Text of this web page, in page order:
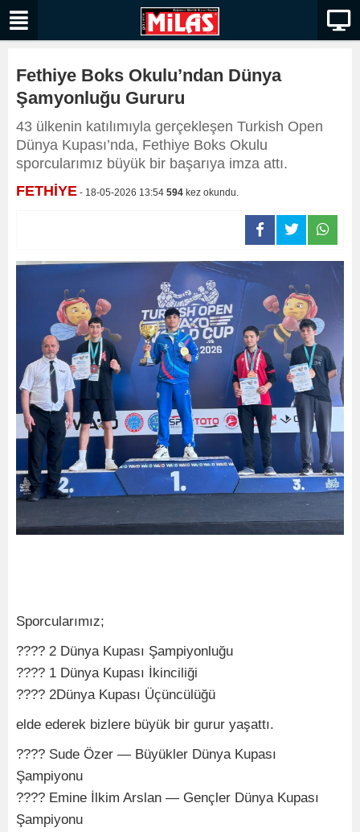
Fethiye Boks Okulu’ndan Dünya
Şamyonluğu Gururu
43 ülkenin katılımıyla gerçekleşen Turkish Open
Dünya Kupası’nda, Fethiye Boks Okulu
sporcularımız büyük bir başarıya imza attı.
FETHİYE - 18-05-2026 13:54 594 kez okundu.
Sporcularımız;
???? 2 Dünya Kupası Şampiyonluğu
???? 1 Dünya Kupası İkinciliği
???? 2Dünya Kupası Üçüncülüğü
elde ederek bizlere büyük bir gurur yaşattı.
???? Sude Özer — Büyükler Dünya Kupası
Şampiyonu
???? Emine İlkim Arslan — Gençler Dünya Kupası
Şampiyonu